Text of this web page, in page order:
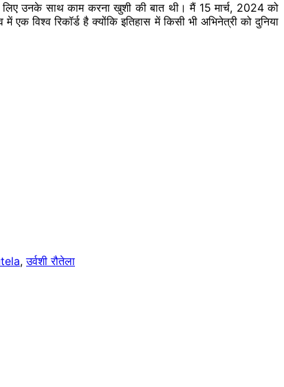
उनके साथ काम करना खुशी की बात थी। मैं 15 मार्च, 2024 को
रिकॉर्ड है क्योंकि इतिहास में किसी भी अभिनेत्री को दुनिया
,उर्वशी रौतेला